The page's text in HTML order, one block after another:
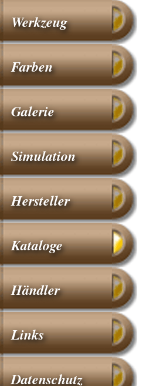
Werkzeug
Farben
Galerie
Simulation
Hersteller
Kataloge
Händler
Links
Datenschutz